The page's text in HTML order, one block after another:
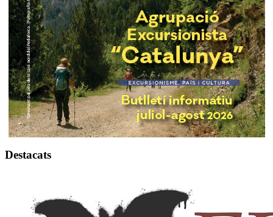
Destacats